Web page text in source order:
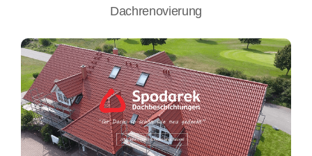
Dachrenovierung